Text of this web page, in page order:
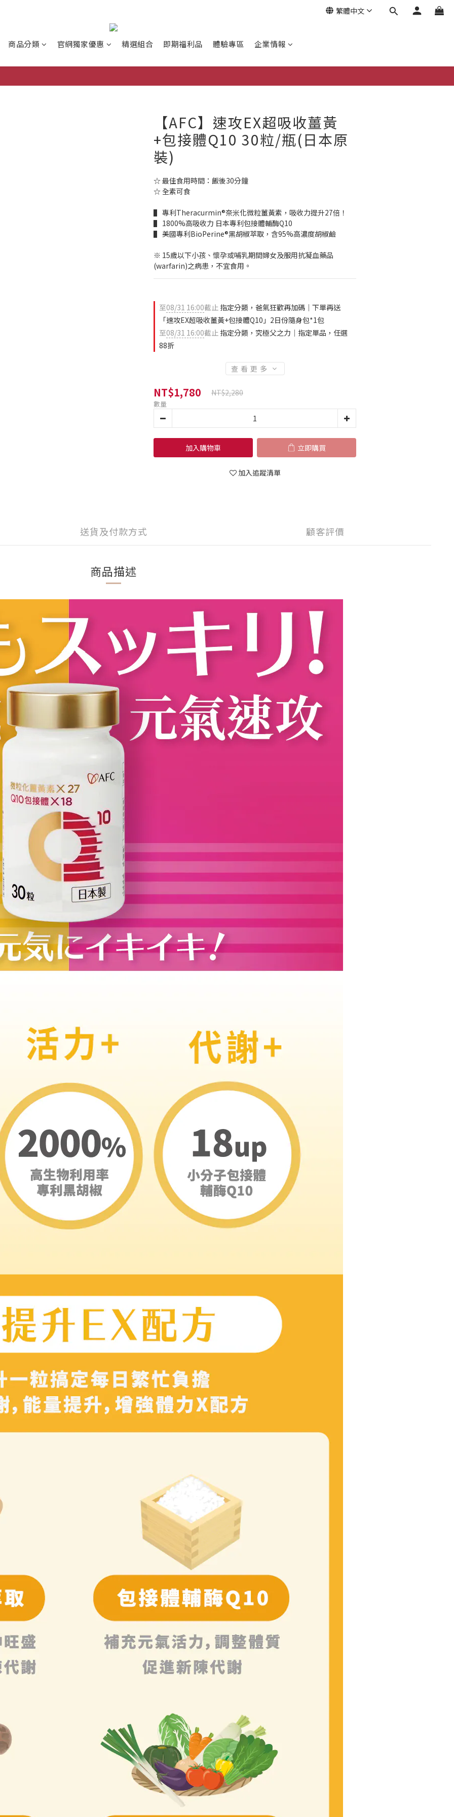
繁體中文
商品分類 官網獨家優惠 精選組合 即期福利品 體驗專區 企業情報
【AFC】速攻EX超吸收薑黃
+包接體Q10 30粒/瓶(日本原
裝)
☆ 最佳食用時間：飯後30分鐘
☆ 全素可食
▌ 專利Theracurmin®奈米化微粒薑黃素，吸收力提升27倍！
▌ 1800%高吸收力 日本專利包接體輔酶Q10
▌ 美國專利BioPerine®黑胡椒萃取，含95%高濃度胡椒鹼
※ 15歲以下小孩、懷孕或哺乳期間婦女及服用抗凝血藥品
(warfarin)之病患，不宜食用。
至08/31 16:00截止 指定分類，爸氣狂歡再加碼｜下單再送
「速攻EX超吸收薑黃+包接體Q10」2日份隨身包*1包
至08/31 16:00截止 指定分類，究極父之力｜指定單品，任選
88折
查看更多
NT$1,780 NT$2,280
數量
加入購物車 立即購買
加入追蹤清單
送貨及付款方式 顧客評價
商品描述
立即購買